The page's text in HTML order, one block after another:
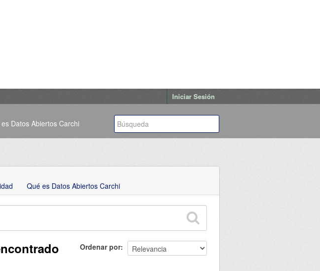
Iniciar Sesión
Datos Abiertos Carchi
Qué es Datos Abiertos Carchi
Ordenar por